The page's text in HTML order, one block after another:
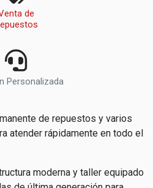
de
Personalizada
de repuestos y varios
atender rápidamente en todo el
moderna y taller equipado